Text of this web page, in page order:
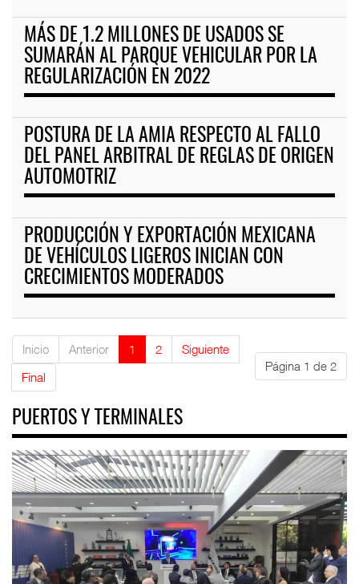
MÁS DE 1.2 MILLONES DE USADOS SE
SUMARÁN AL PARQUE VEHICULAR POR LA
REGULARIZACIÓN EN 2022
POSTURA DE LA AMIA RESPECTO AL FALLO
DEL PANEL ARBITRAL DE REGLAS DE ORIGEN
AUTOMOTRIZ
PRODUCCIÓN Y EXPORTACIÓN MEXICANA
DE VEHÍCULOS LIGEROS INICIAN CON
CRECIMIENTOS MODERADOS
Página 1 de 2
Inicio Anterior 1 2
Siguiente
Final
PUERTOS Y TERMINALES